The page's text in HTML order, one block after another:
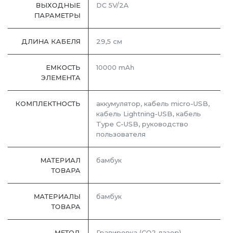
ВЫХОДНЫЕ
ПАРАМЕТРЫ
DC 5V/2A
ДЛИНА КАБЕЛЯ 29,5 см
ЕМКОСТЬ
ЭЛЕМЕНТА
10000 mAh
КОМПЛЕКТНОСТЬ
аккумулятор, кабель micro-USB,
кабель Lightning-USB, кабель
Type C-USB, руководство
пользователя
МАТЕРИАЛ
ТОВАРА
бамбук
МАТЕРИАЛЫ
ТОВАРА
бамбук